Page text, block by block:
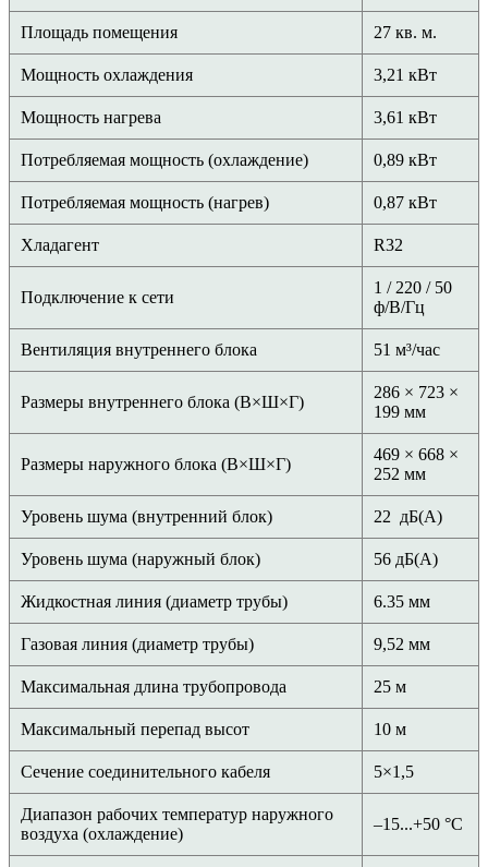
Площадь помещения 27 кв. м.
Мощность охлаждения 3,21 кВт
Мощность нагрева 3,61 кВт
Потребляемая мощность (охлаждение) 0,89 кВт
Потребляемая мощность (нагрев) 0,87 кВт
Хладагент R32
Подключение к сети
1 / 220 / 50
ф/В/Гц
Вентиляция внутреннего блока 51 м³/час
Размеры внутреннего блока (В×Ш×Г)
286 × 723 ×
199 мм
Размеры наружного блока (В×Ш×Г)
469 × 668 ×
252 мм
Уровень шума (внутренний блок) 22 дБ(А)
Уровень шума (наружный блок) 56 дБ(А)
Жидкостная линия (диаметр трубы) 6.35 мм
Газовая линия (диаметр трубы) 9,52 мм
Максимальная длина трубопровода 25 м
Максимальный перепад высот 10 м
Сечение соединительного кабеля 5×1,5
Диапазон рабочих температур наружного
воздуха (охлаждение)
–15...+50 °С